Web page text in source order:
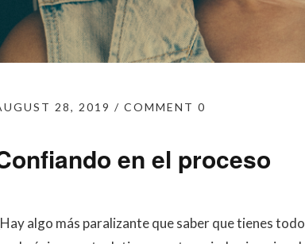
28, 2019 COMMENT 0
en el proceso
algo más paralizante que saber que tienes